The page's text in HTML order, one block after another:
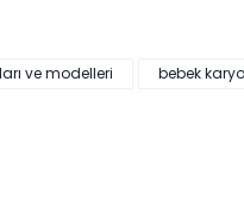
ve modelleri
bebek